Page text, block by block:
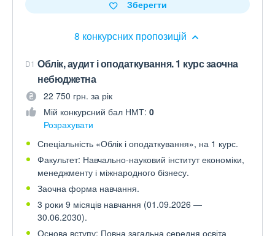
8 конкурсних пропозицій
Зберегти
D1 Облік, аудит і оподаткування. 1 курс заочна
небюджетна
22 750 грн. за рік
Мій конкурсний бал НМТ: 0
Розрахувати
Спеціальність «Облік і оподаткування», на 1 курс.
Факультет: Навчально-науковий інститут економіки,
менеджменту і міжнародного бізнесу.
Заочна форма навчання.
3 роки 9 місяців навчання (01.09.2026 —
30.06.2030).
Основа вступу: Повна загальна середня освіта